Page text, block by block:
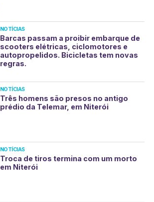
NOTÍCIAS
Barcas passam a proibir embarque de
scooters elétricas, ciclomotores e
autopropelidos. Bicicletas tem novas
regras.
NOTÍCIAS
Três homens são presos no antigo
prédio da Telemar, em Niterói
NOTÍCIAS
Troca de tiros termina com um morto
em Niterói